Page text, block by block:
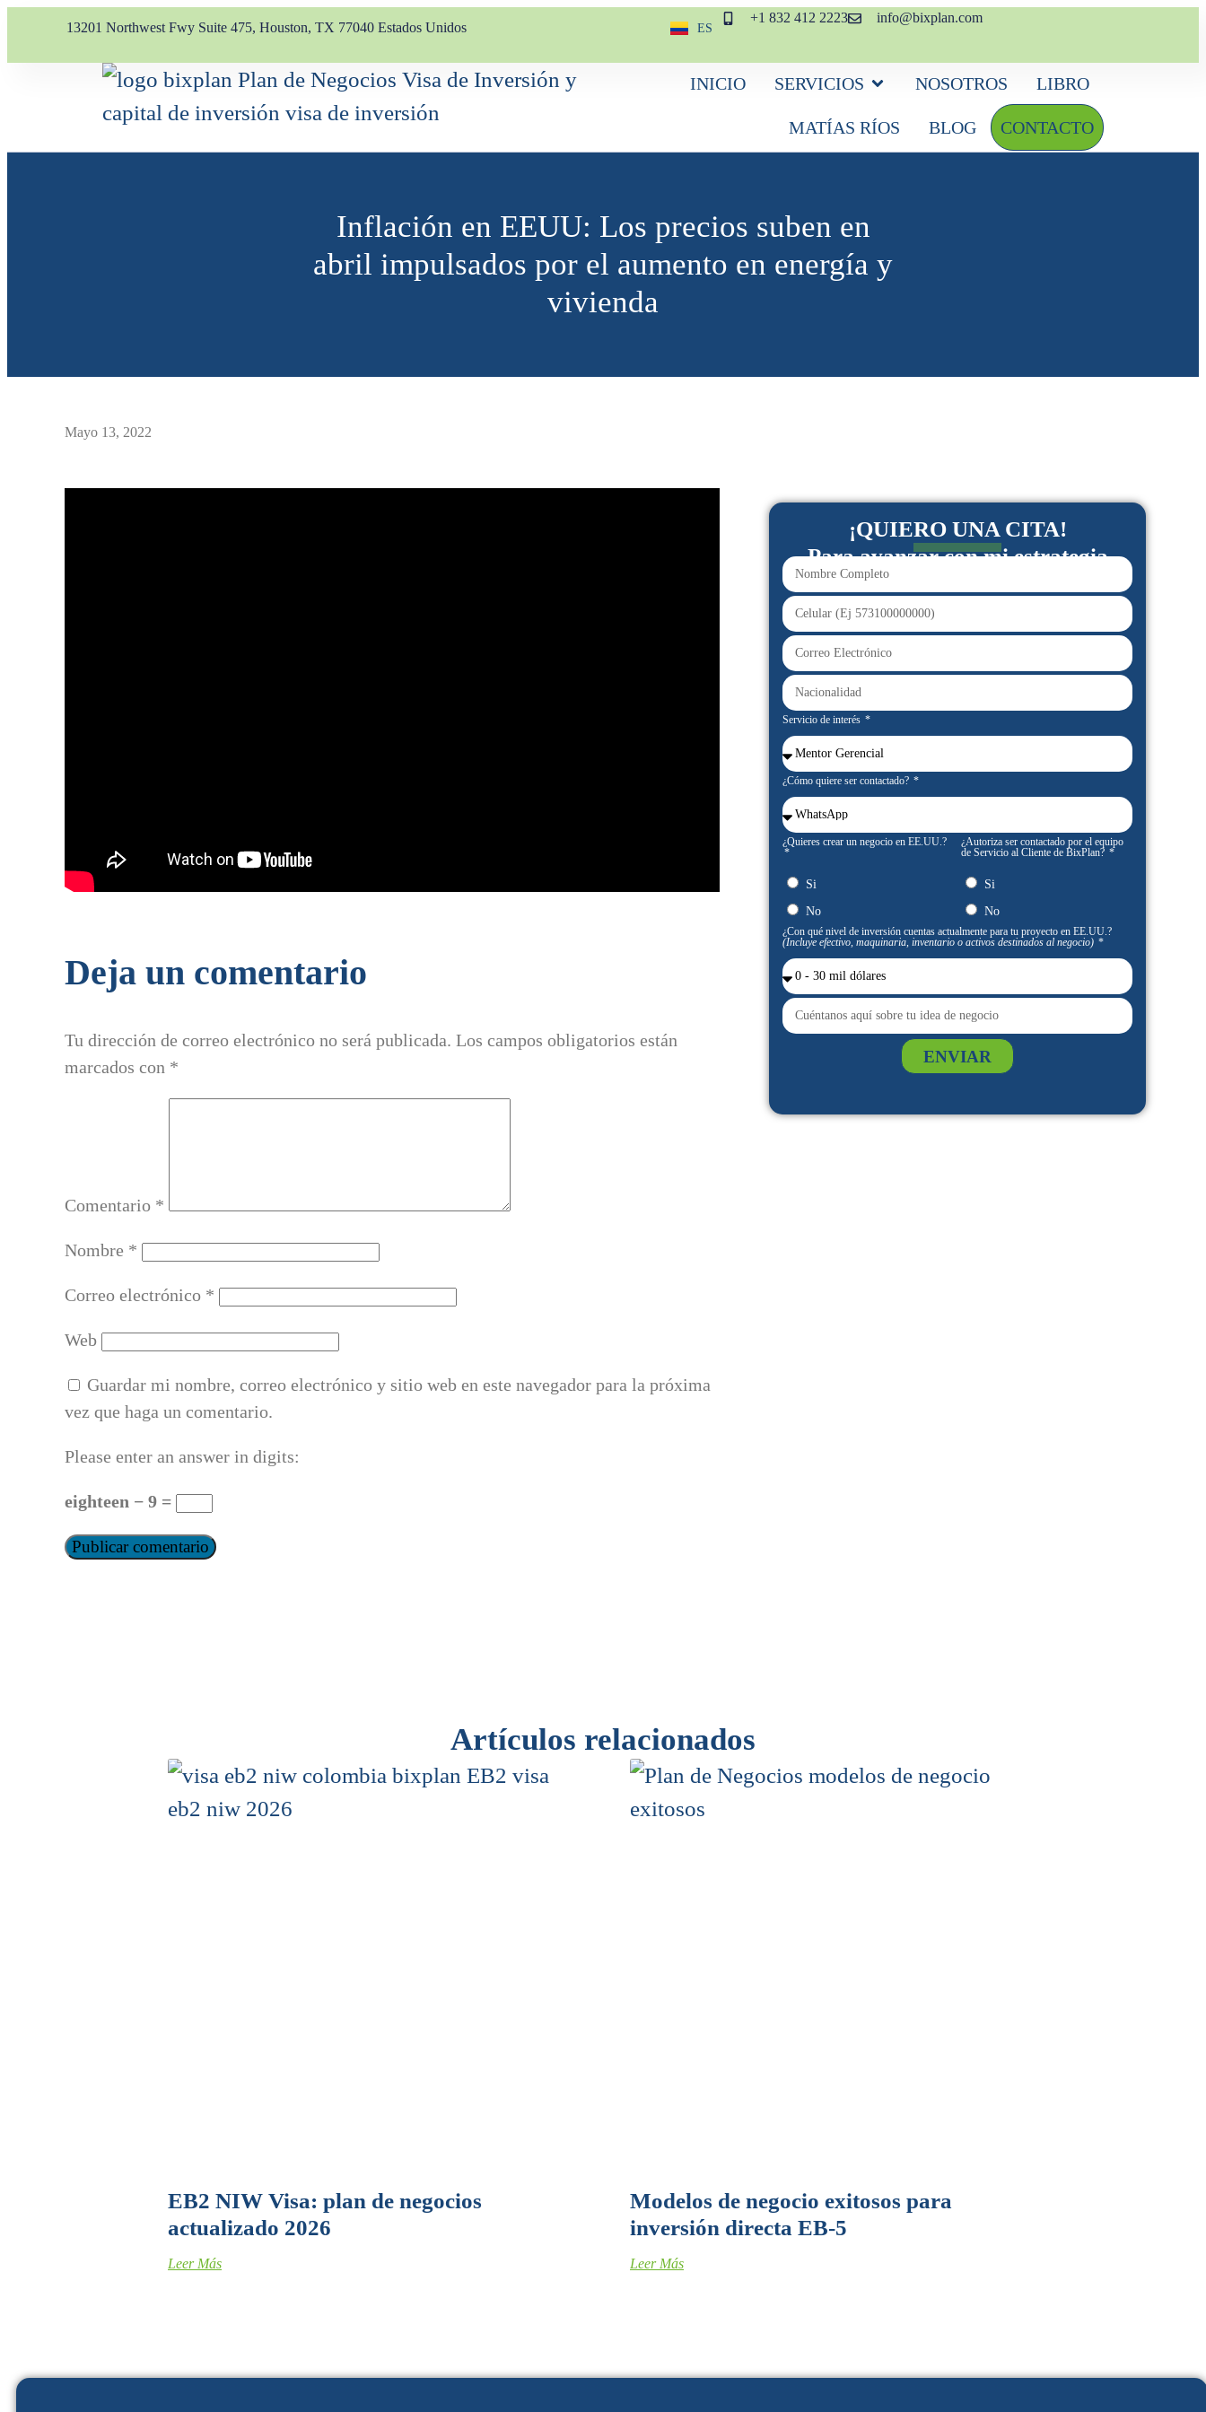
13201 Northwest Fwy Suite 475, Houston, TX 77040 Estados Unidos ES
EN
+1 832 412 2223 info@bixplan.com
INICIO SERVICIOS NOSOTROS LIBRO
MATÍAS RÍOS BLOG CONTACTO
Inflación en EEUU: Los precios suben en
abril impulsados por el aumento en energía y
vivienda
Mayo 13, 2022
Deja un comentario
Tu dirección de correo electrónico no será publicada. Los campos obligatorios están
marcados con *
Comentario *
Nombre *
Correo electrónico *
Web
Guardar mi nombre, correo electrónico y sitio web en este navegador para la próxima
vez que haga un comentario.
Please enter an answer in digits:
eighteen − 9 =
¡QUIERO UNA CITA!
Para avanzar con mi estrategia
Servicio de interés
¿Cómo quiere ser contactado?
¿Quieres crear un negocio en EE.UU.?
Si
No
¿Autoriza ser contactado por el equipo
de Servicio al Cliente de BixPlan?
Si
No
¿Con qué nivel de inversión cuentas actualmente para tu proyecto en EE.UU.?
(Incluye efectivo, maquinaria, inventario o activos destinados al negocio)
ENVIAR
Artículos relacionados
EB2 NIW Visa: plan de negocios
actualizado 2026
Leer Más
Modelos de negocio exitosos para
inversión directa EB-5
Leer Más